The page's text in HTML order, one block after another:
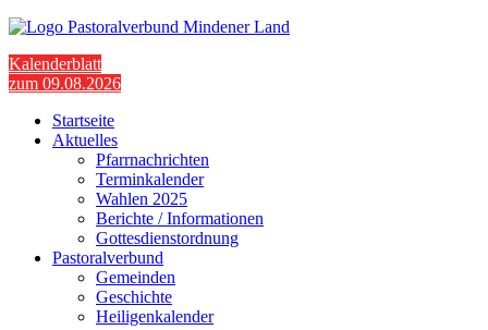
Kalenderblatt
zum 09.08.2026
Startseite
Aktuelles
Pfarrnachrichten
Terminkalender
Wahlen 2025
Berichte / Informationen
Gottesdienstordnung
Pastoralverbund
Gemeinden
Geschichte
Heiligenkalender